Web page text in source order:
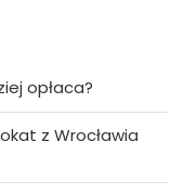
opłaca?
z Wrocławia